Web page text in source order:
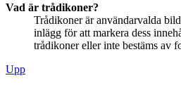
Vad är trådikoner?
Trådikoner är användarvalda
inlägg för att markera dess
trådikoner eller inte bestäms av
Upp